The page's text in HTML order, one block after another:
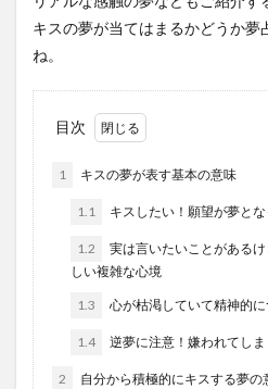
キスの夢が当てはまるかどうか
ね。
目次
1 キスの夢が表す基本の意味
1.1 キスしたい！願望が夢と
1.2
実は言いたいことがある
しい複雑な心境
1.3 心が枯渇していて精神的
1.4 逆夢に注意！嫌われてし
2 自分から積極的にキスする夢の